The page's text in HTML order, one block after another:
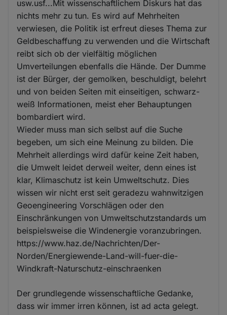
usw.usf...Mit wissenschaftlichem Diskurs hat das
nichts mehr zu tun. Es wird auf Mehrheiten
verwiesen, die Politik ist erfreut dieses Thema zur
Geldbeschaffung zu verwenden und die Wirtschaft
reibt sich ob der vielfältig möglichen
Umverteilungen ebenfalls die Hände. Der Dumme
ist der Bürger, der gemolken, beschuldigt, belehrt
und von beiden Seiten mit einseitigen, schwarz-
weiß Informationen, meist eher Behauptungen
bombardiert wird.
Wieder muss man sich selbst auf die Suche
begeben, um sich eine Meinung zu bilden. Die
Mehrheit allerdings wird dafür keine Zeit haben,
die Umwelt leidet derweil weiter, denn eines ist
klar, Klimaschutz ist kein Umweltschutz. Dies
wissen wir nicht erst seit geradezu wahnwitzigen
Geoengineering Vorschlägen oder den
Einschränkungen von Umweltschutzstandards um
beispielsweise die Windenergie voranzubringen.
https://www.haz.de/Nachrichten/Der-
Norden/Energiewende-Land-will-fuer-die-
Windkraft-Naturschutz-einschraenken
Der grundlegende wissenschaftliche Gedanke,
dass wir immer irren können, ist ad acta gelegt.